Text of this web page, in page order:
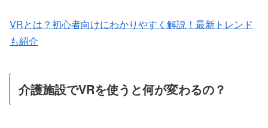
VRとは？初心者向けにわかりやすく解説！最新トレンド
も紹介
介護施設でVRを使うと何が変わるの？